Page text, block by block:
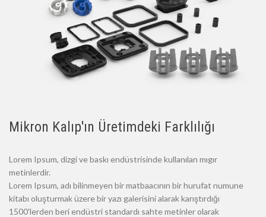
Mikron Kalıp'ın Üretimdeki Farklılığı
Lorem Ipsum, dizgi ve baskı endüstrisinde kullanılan mıgır
metinlerdir.
Lorem Ipsum, adı bilinmeyen bir matbaacının bir hurufat numune
kitabı oluşturmak üzere bir yazı galerisini alarak karıştırdığı
1500'lerden beri endüstri standardı sahte metinler olarak